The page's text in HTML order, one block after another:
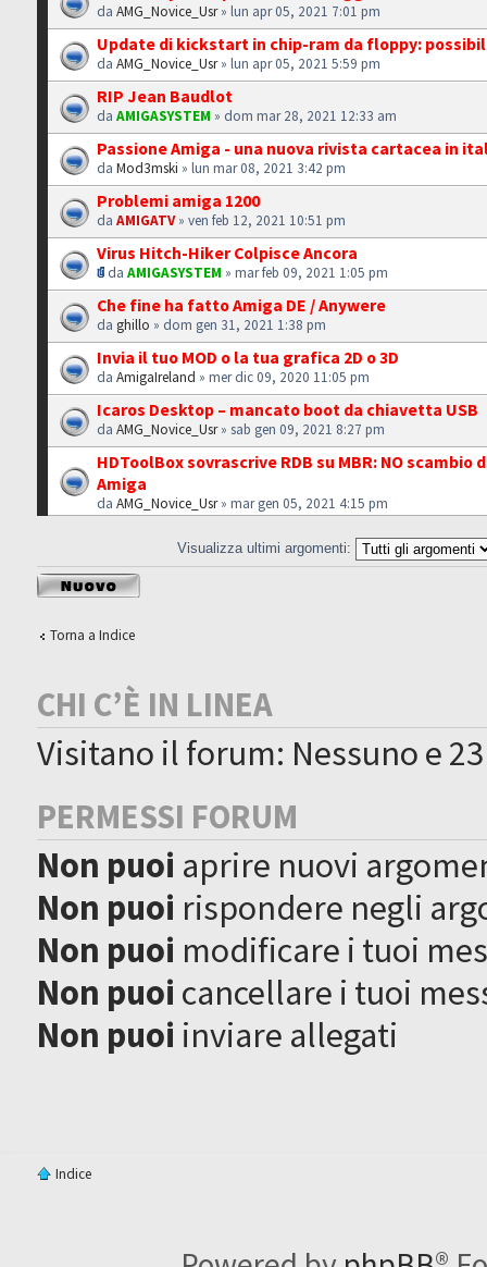
daAMG_Novice_Usr» lun apr 05, 2021 7:01 pm
Update di kickstart in chip-ram da floppy:
daAMG_Novice_Usr» lun apr 05, 2021 5:59 pm
RIP Jean Baudlot
daAMIGASYSTEM » dom mar 28, 2021 12:33 am
Passione Amiga - una nuova rivista cartacea in
daMod3mski » lun mar 08, 2021 3:42 pm
Problemi amiga 1200
daAMIGATV» ven feb 12, 2021 10:51 pm
Virus Hitch-Hiker Colpisce Ancora
daAMIGASYSTEM » mar feb 09, 2021 1:05 pm
Che fine ha fatto Amiga DE / Anywere
daghillo » dom gen 31, 2021 1:38 pm
Invia il tuo MOD o la tua grafica 2D o 3D
daAmigaIreland » mer dic 09, 2020 11:05 pm
Icaros Desktop – mancato boot da chiavetta USB
daAMG_Novice_Usr» sab gen 09, 2021 8:27 pm
HDToolBox sovrascrive RDB su MBR: NO scambio
Amiga
daAMG_Novice_Usr» mar gen 05, 2021 4:15 pm
Visualizza ultimi argomenti:
Scrivi un nuovo
argomento
Torna a Indice
CHI C’È IN LINEA
Visitano il forum: Nessuno e
PERMESSI FORUM
Non puoi aprire nuovi
Non puoi rispondere negli
Non puoi modificare i tuoi
Non puoi cancellare i tuoi
Non puoi inviare allegati
Indice